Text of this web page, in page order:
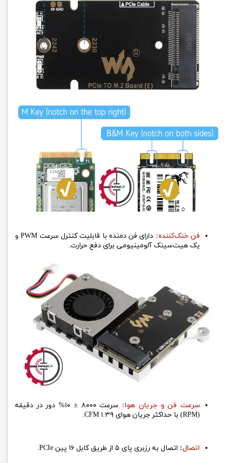
فن خنک‌کننده:
دارای فن دمنده با قابلیت کنترل سرعت PWM و
یک هیت‌سینک آلومینیومی برای دفع حرارت.
سرعت فن و جریان هوا:
سرعت ۸۰۰۰ ± ۱۰% دور در دقیقه
(RPM) با حداکثر جریان هوای ۱.۳۹ CFM.
اتصال: اتصال به رزبری پای ۵ از طریق کابل ۱۶ پین PCIe.